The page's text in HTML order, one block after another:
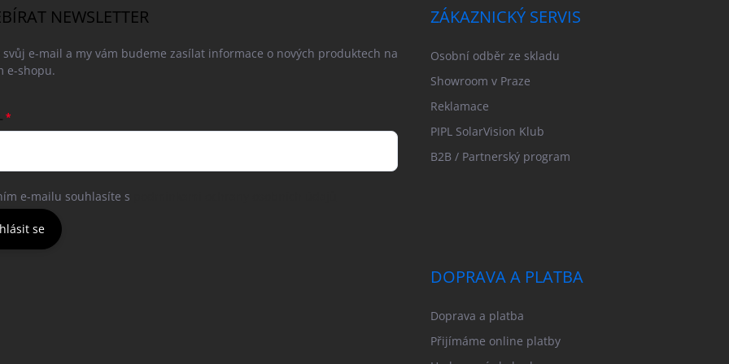
NEWSLETTER
svůj e-mail a my vám budeme zasílat informace o nových produktech na
e-shopu.
e-mailu souhlasíte s
se
ZÁKAZNICKÝ SERVIS
Osobní odběr ze skladu
Showroom v Praze
Reklamace
PIPL SolarVision Klub
B2B / Partnerský program
DOPRAVA A PLATBA
Doprava a platba
Přijímáme online platby